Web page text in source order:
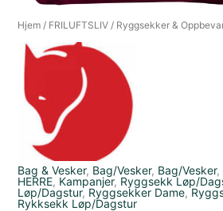
Hjem / FRILUFTSLIV / Ryggsekker &
Bag & Vesker, Bag/Vesker, Bag/Vesker,
HERRE, Kampanjer, Ryggsekk Løp/
Løp/Dagstur, Ryggsekker Dame,
Rykksekk Løp/Dagstur